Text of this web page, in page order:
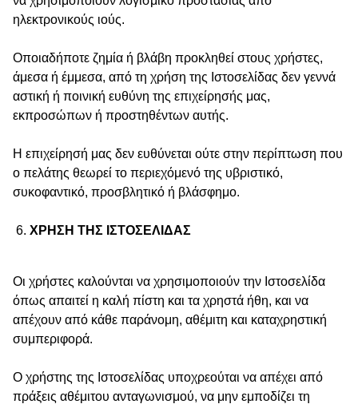
ηλεκτρονικούς ιούς.
Οποιαδήποτε ζημία ή βλάβη προκληθεί στους χρήστες,
άμεσα ή έμμεσα, από τη χρήση της Ιστοσελίδας δεν γεννά
αστική ή ποινική ευθύνη της επιχείρησής μας,
εκπροσώπων ή προστηθέντων αυτής.
Η επιχείρησή μας δεν ευθύνεται ούτε στην περίπτωση που
ο πελάτης θεωρεί το περιεχόμενό της υβριστικό,
συκοφαντικό, προσβλητικό ή βλάσφημο.
ΧΡΗΣΗ ΤΗΣ ΙΣΤΟΣΕΛΙΔΑΣ
Οι χρήστες καλούνται να χρησιμοποιούν την Ιστοσελίδα
όπως απαιτεί η καλή πίστη και τα χρηστά ήθη, και να
απέχουν από κάθε παράνομη, αθέμιτη και καταχρηστική
συμπεριφορά.
Ο χρήστης της Ιστοσελίδας υποχρεούται να απέχει από
πράξεις αθέμιτου ανταγωνισμού, να μην εμποδίζει τη